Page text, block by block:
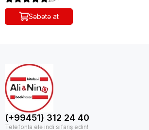
Səbətə at
(+99451) 312 24 40